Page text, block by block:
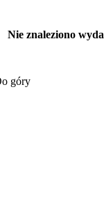
Nie znaleziono
góry